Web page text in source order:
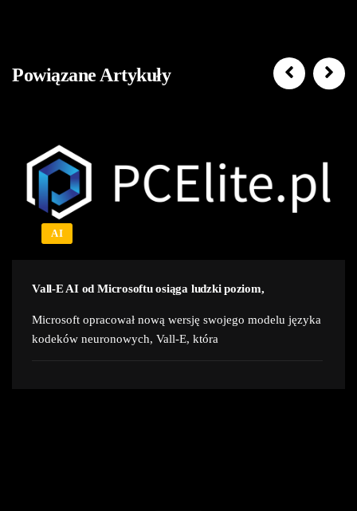
Powiązane Artykuły
AI
Vall-E AI od Microsoftu osiąga ludzki poziom,
Microsoft opracował nową wersję swojego modelu języka
kodeków neuronowych, Vall-E, która